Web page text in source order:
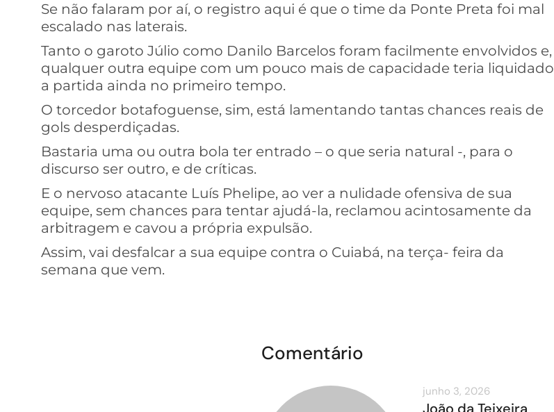
Se não falaram por aí, o registro aqui é que o time da Ponte Preta foi mal
escalado nas laterais.
Tanto o garoto Júlio como Danilo Barcelos foram facilmente envolvidos e,
qualquer outra equipe com um pouco mais de capacidade teria liquidado
a partida ainda no primeiro tempo.
O torcedor botafoguense, sim, está lamentando tantas chances reais de
gols desperdiçadas.
Bastaria uma ou outra bola ter entrado – o que seria natural -, para o
discurso ser outro, e de críticas.
E o nervoso atacante Luís Phelipe, ao ver a nulidade ofensiva de sua
equipe, sem chances para tentar ajudá-la, reclamou acintosamente da
arbitragem e cavou a própria expulsão.
Assim, vai desfalcar a sua equipe contra o Cuiabá, na terça- feira da
semana que vem.
Comentário
junho 3, 2026